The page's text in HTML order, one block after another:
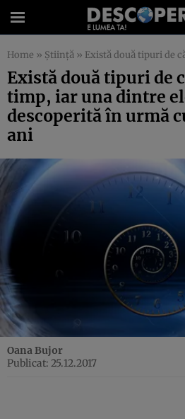
Home » Știință » Există două tipuri de călătorie în timp, iar una
Există două tipuri de
timp, iar una dintre
descoperită în urmă
ani
Oana Bujor
Publicat: 25.12.2017